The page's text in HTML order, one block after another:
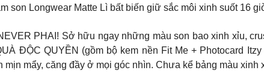
son Longwear Matte Lì bất biến giữ sắc môi xinh suốt 16
PHAI! Sở hữu ngay những màu son bao xinh xỉu,
ĐỘC QUYỀN (gồm bộ kem nền Fit Me + Photocard
mẩy, căng đầy ở mọi góc nhìn. Chưa kể bảng màu xinh